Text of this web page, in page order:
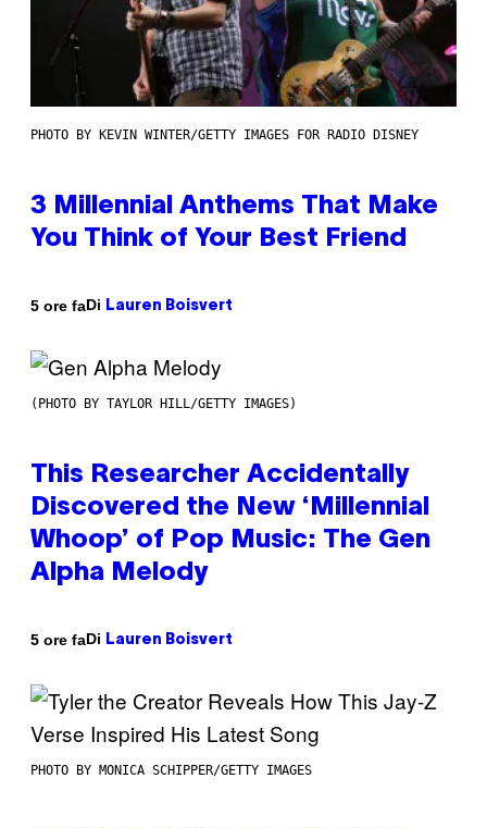
PHOTO BY KEVIN WINTER/GETTY IMAGES FOR RADIO DISNEY
3 Millennial Anthems That Make
You Think of Your Best Friend
5 ore faDi Lauren Boisvert
(PHOTO BY TAYLOR HILL/GETTY IMAGES)
This Researcher Accidentally
Discovered the New ‘Millennial
Whoop’ of Pop Music: The Gen
Alpha Melody
5 ore faDi Lauren Boisvert
PHOTO BY MONICA SCHIPPER/GETTY IMAGES